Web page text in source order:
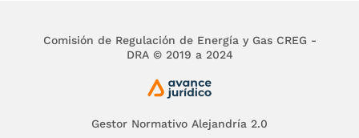
Gestor Normativo Alejandría 2.0
Comisión de Regulación de Energía y Gas CREG -
DRA © 2019 a 2024